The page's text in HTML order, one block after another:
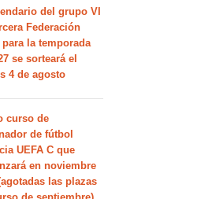
del grupo VI
Federación
para la temporada
se sorteará el
4 de agosto
curso de
de fútbol
UEFA C que
en noviembre
las plazas